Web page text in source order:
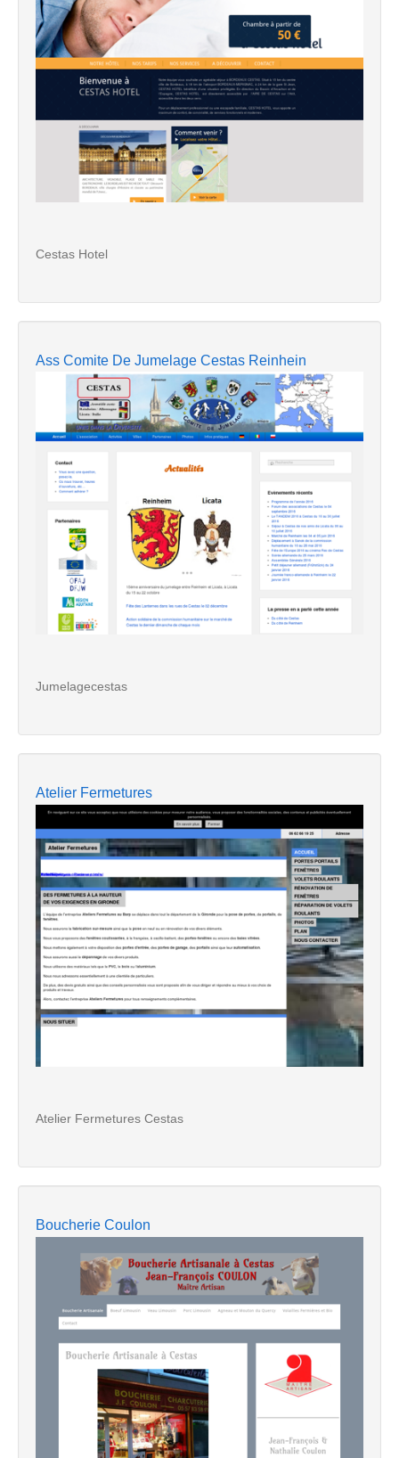
Cestas Hotel
Ass Comite De Jumelage Cestas Reinhein
Jumelagecestas
Atelier Fermetures
Atelier Fermetures Cestas
Boucherie Coulon